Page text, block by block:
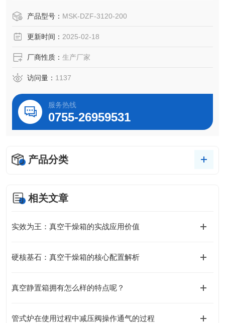
度高，物料腔温度均匀性好的特点。可应用于锂离子电池生
产品型号： MSK-DZF-3120-200
更新时间： 2025-02-18
厂商性质： 生产厂家
访问量： 1137
服务热线
0755-26959531
产品分类
相关文章
实效为王：真空干燥箱的实战应用价值
硬核基石：真空干燥箱的核心配置解析
真空静置箱拥有怎么样的特点呢？
管式炉在使用过程中减压阀操作通气的过程